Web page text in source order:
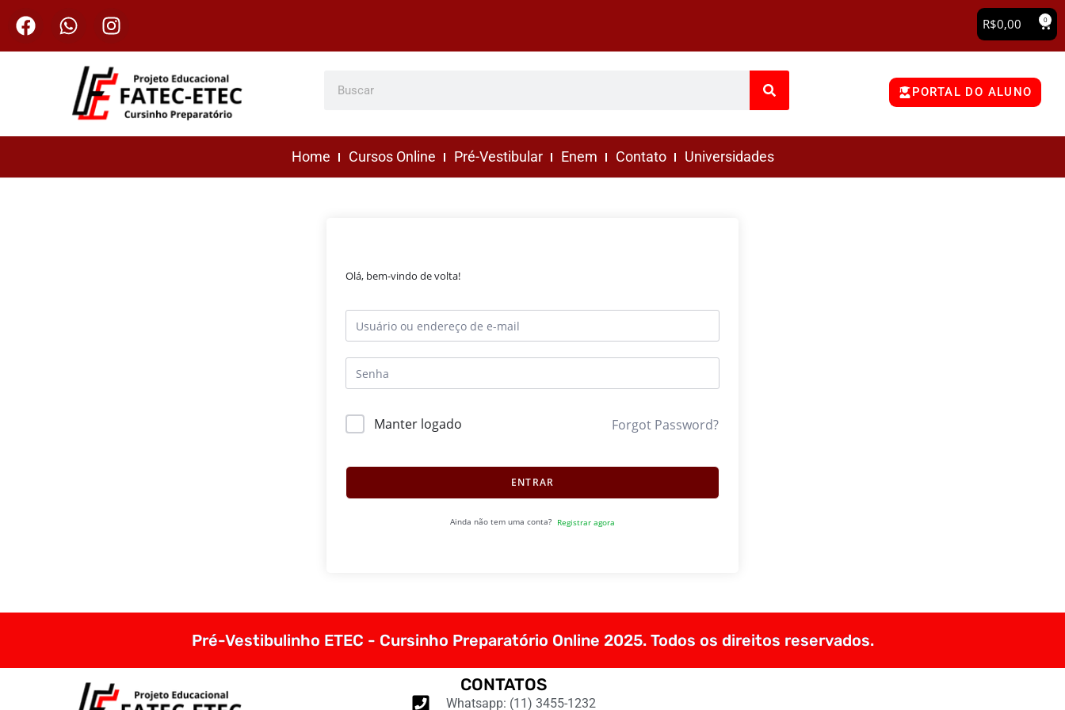
R$0,00 0
PORTAL DO ALUNO
Home Cursos Online Pré-Vestibular Enem Contato Universidades
Olá, bem-vindo de volta!
Manter logado Forgot Password?
ENTRAR
Ainda não tem uma conta? Registrar agora
Pré-Vestibulinho ETEC - Cursinho Preparatório Online 2025. Todos os direitos reservados.
CONTATOS
Whatsapp: (11) 3455-1232